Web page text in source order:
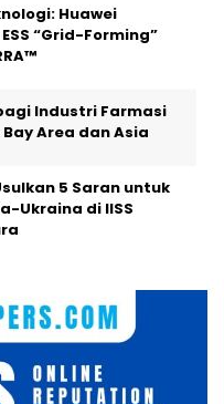
Huawei
“Grid-Forming”
Industri Farmasi
Area dan Asia
5 Saran untuk
Ukraina di IISS